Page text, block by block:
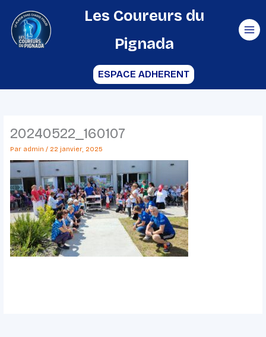
contenu
Les Coureurs du
Pignada
ESPACE ADHERENT
20240522_160107
Par admin / 22 janvier, 2025